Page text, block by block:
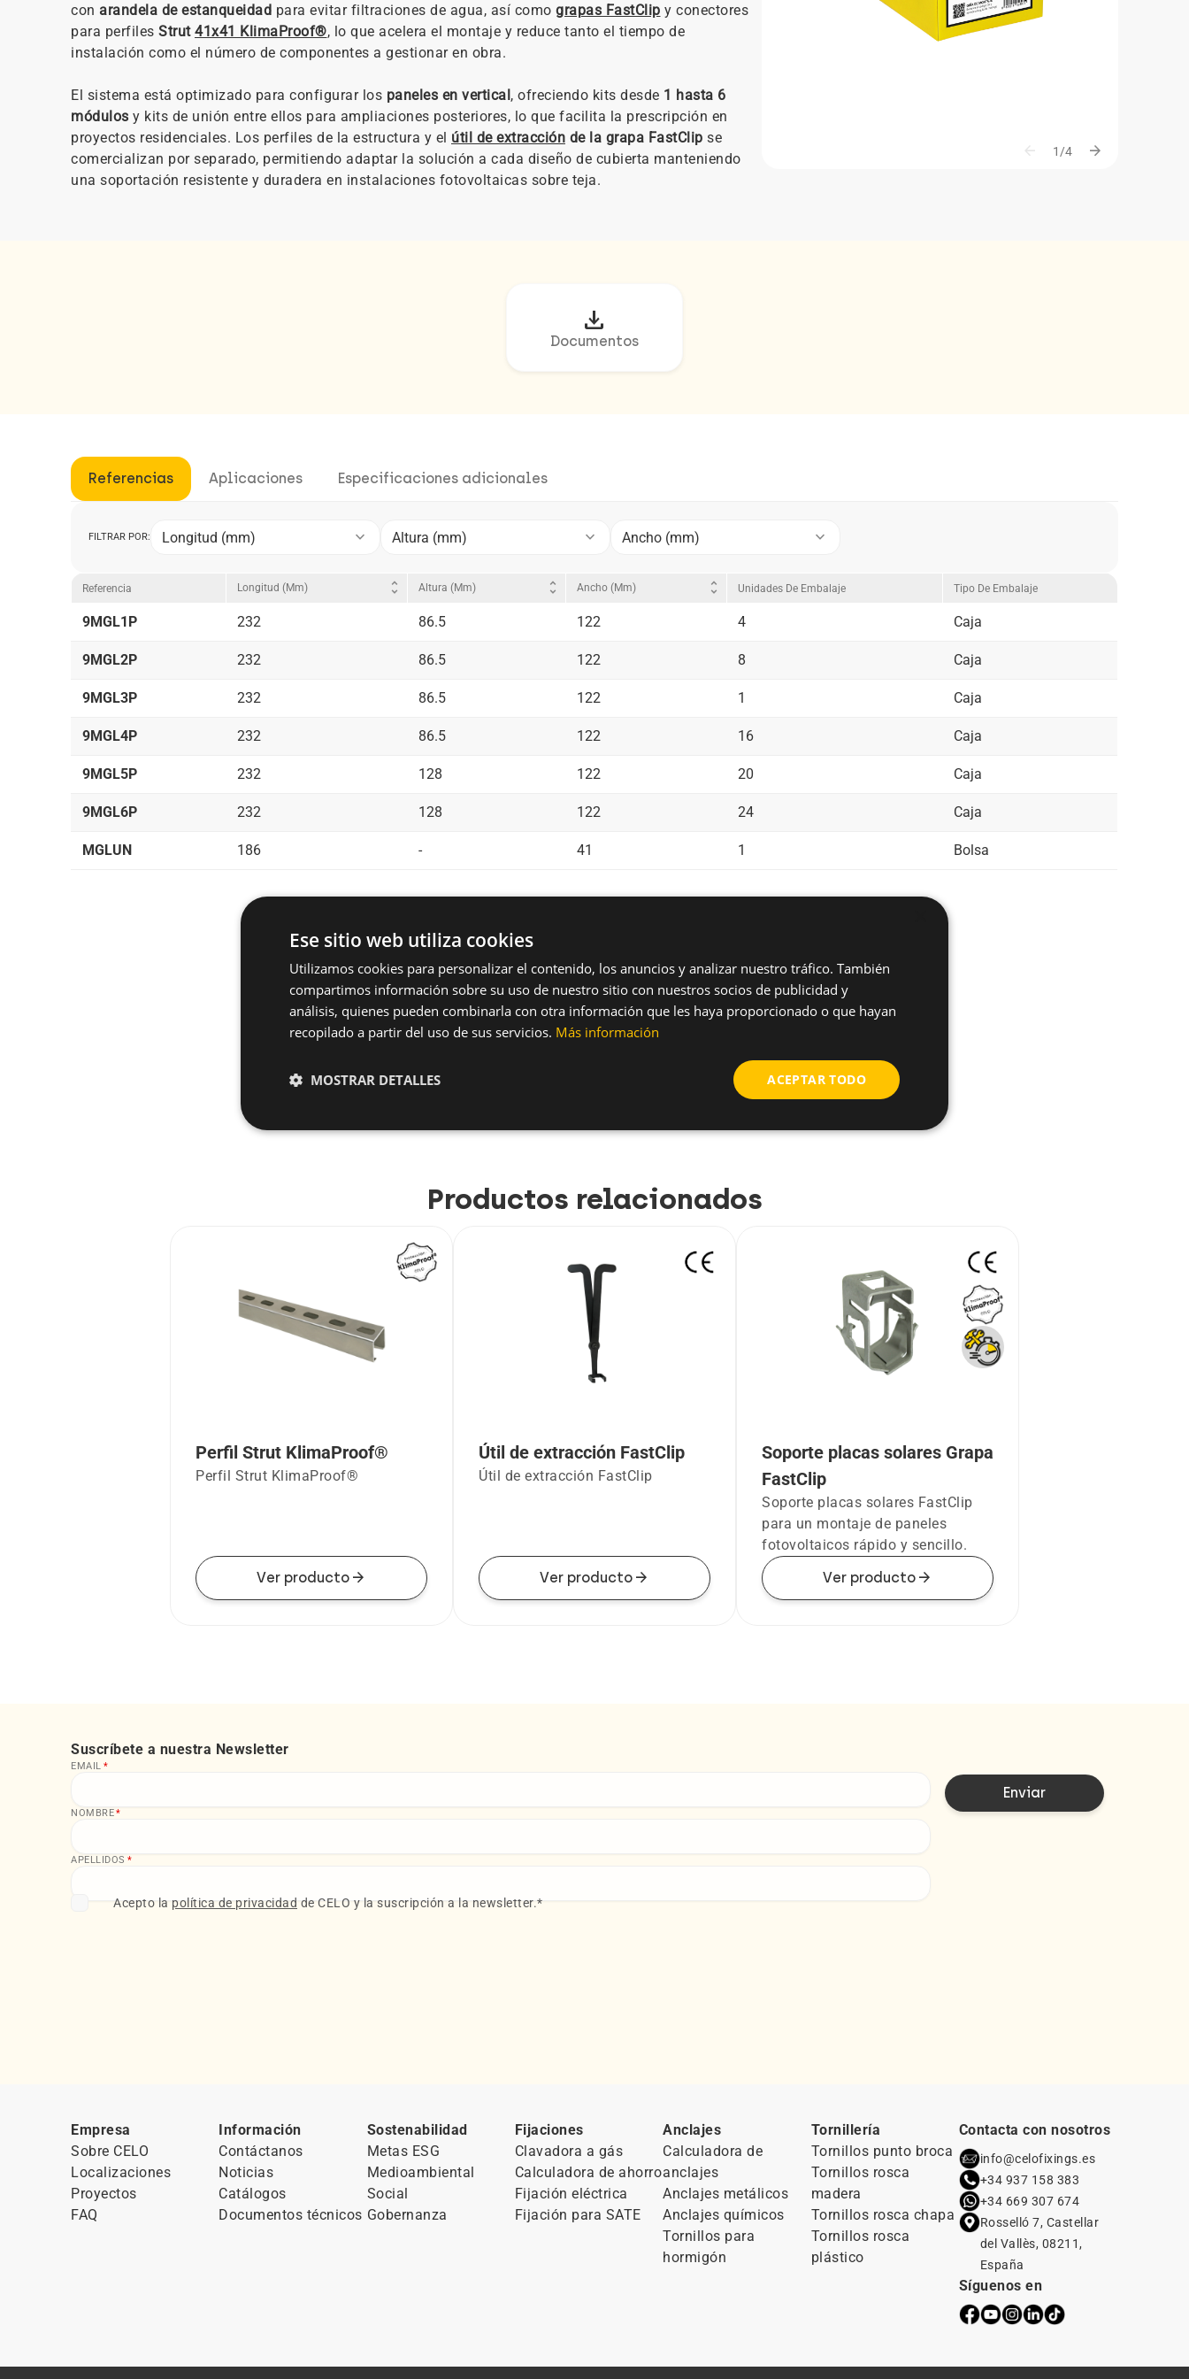
con arandela de estanqueidad para evitar filtraciones de agua, así como grapas FastClip y conectores
para perfiles Strut 41x41 KlimaProof®, lo que acelera el montaje y reduce tanto el tiempo de
instalación como el número de componentes a gestionar en obra.
El sistema está optimizado para configurar los paneles en vertical, ofreciendo kits desde 1 hasta 6
módulos y kits de unión entre ellos para ampliaciones posteriores, lo que facilita la prescripción en
proyectos residenciales. Los perfiles de la estructura y el útil de extracción de la grapa FastClip se
comercializan por separado, permitiendo adaptar la solución a cada diseño de cubierta manteniendo
una soportación resistente y duradera en instalaciones fotovoltaicas sobre teja.
arrow_back 1/4 arrow_forward
download
Documentos
Referencias Aplicaciones Especificaciones adicionales
FILTRAR POR: Longitud (mm) keyboard_arrow_down Altura (mm) keyboard_arrow_down Ancho (mm) keyboard_arrow_down
Referencia Longitud (mm) unfold_more Altura (mm) unfold_more Ancho (mm) unfold_more Unidades De Embalaje Tipo De Embalaje
9MGL1P 232 86.5 122 4 Caja
9MGL2P 232 86.5 122 8 Caja
9MGL3P 232 86.5 122 1 Caja
9MGL4P 232 86.5 122 16 Caja
9MGL5P 232 128 122 20 Caja
9MGL6P 232 128 122 24 Caja
MGLUN 186 - 41 1 Bolsa
¿Tienes alguna duda sobre este producto?
Solicitar más información
Productos relacionados
Perfil Strut KlimaProof®
Perfil Strut KlimaProof®
Ver productoarrow_forward
Útil de extracción FastClip
Útil de extracción FastClip
Ver productoarrow_forward
Soporte placas solares Grapa
FastClip
Soporte placas solares FastClip
para un montaje de paneles
fotovoltaicos rápido y sencillo.
Ver productoarrow_forward
Suscríbete a nuestra Newsletter
EMAIL *
NOMBRE*
APELLIDOS *
Acepto la política de privacidad de CELO y la suscripción a la newsletter.*
Empresa
Sobre CELO
Localizaciones
Proyectos
FAQ
Información
Contáctanos
Noticias
Catálogos
Documentos técnicos
Sostenabilidad
Metas ESG
Medioambiental
Social
Gobernanza
Fijaciones
Clavadora a gás
Calculadora de ahorro
Fijación eléctrica
Fijación para SATE
Anclajes
Calculadora de
anclajes
Anclajes metálicos
Anclajes químicos
Tornillos para
hormigón
Tornillería
Tornillos punto broca
Tornillos rosca
madera
Tornillos rosca chapa
Tornillos rosca
plástico
Contacta con nosotros
info@celofixings.es
+34 937 158 383
+34 669 307 674
Rosselló 7, Castellar
del Vallès, 08211,
España
Síguenos en
Ese sitio web utiliza cookies
Utilizamos cookies para personalizar el contenido, los anuncios y analizar nuestro tráfico. También
compartimos información sobre su uso de nuestro sitio con nuestros socios de publicidad y
análisis, quienes pueden combinarla con otra información que les haya proporcionado o que hayan
recopilado a partir del uso de sus servicios. Más información
ACEPTAR TODO
MOSTRAR DETALLES